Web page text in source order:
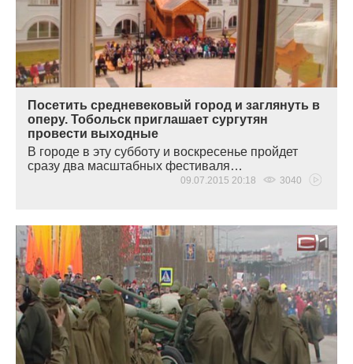
Посетить средневековый город и заглянуть в
оперу. Тобольск приглашает сургутян
провести выходные
В городе в эту субботу и воскресенье пройдет
сразу два масштабных фестиваля…
09.07.2015 20:18 3040